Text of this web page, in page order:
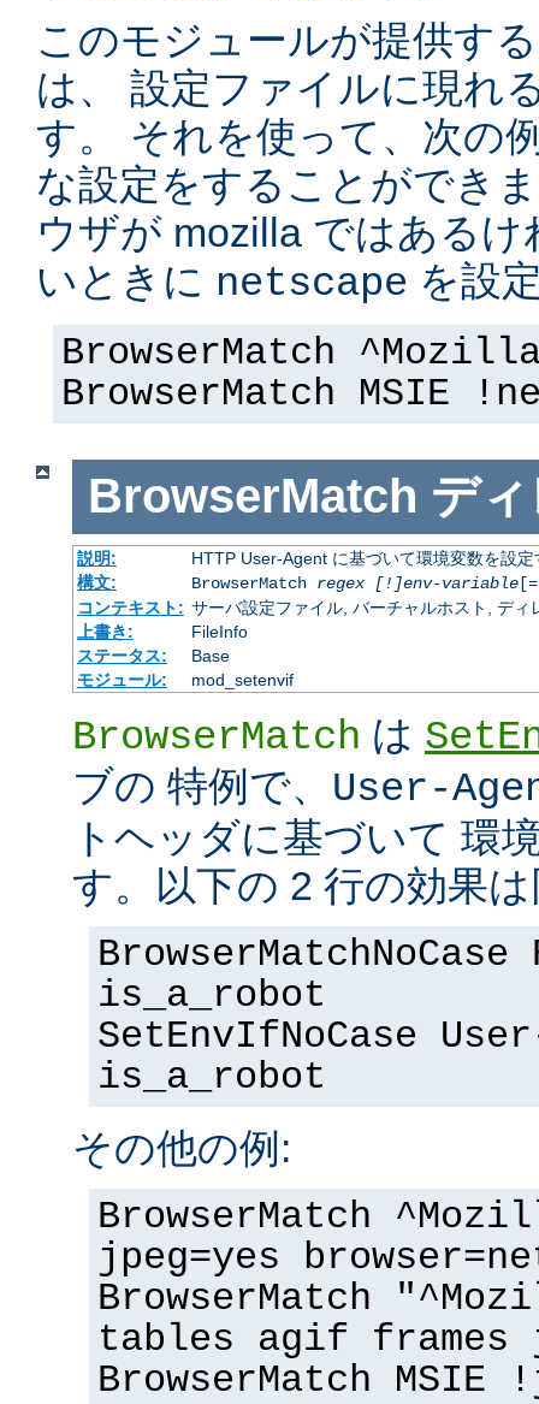
このモジュールが提供す
は、 設定ファイルに現れ
す。 それを使って、次の
な設定をすることができ
ウザが mozilla ではある
いときに netscape を設
BrowserMatch
BrowserMatch MSIE
BrowserMatch デ
説明:
HTTP User-Agent に基づいて環境変数を設定
構文:
BrowserMatch regex [!]env-variable[=
コンテキスト: サーバ設定ファイル, バーチャルホスト, ディ
上書き:
FileInfo
ステータス:
Base
モジュール:
mod_setenvif
BrowserMatch は
ブの 特例で、 User-
トヘッダに基づいて 環
す。以下の 2 行の効果
BrowserMatchNoCase
is_a_robot
SetEnvIfNoCase
is_a_robot
その他の例:
BrowserMatch
jpeg=yes
BrowserMatch
tables agif frames
BrowserMatch